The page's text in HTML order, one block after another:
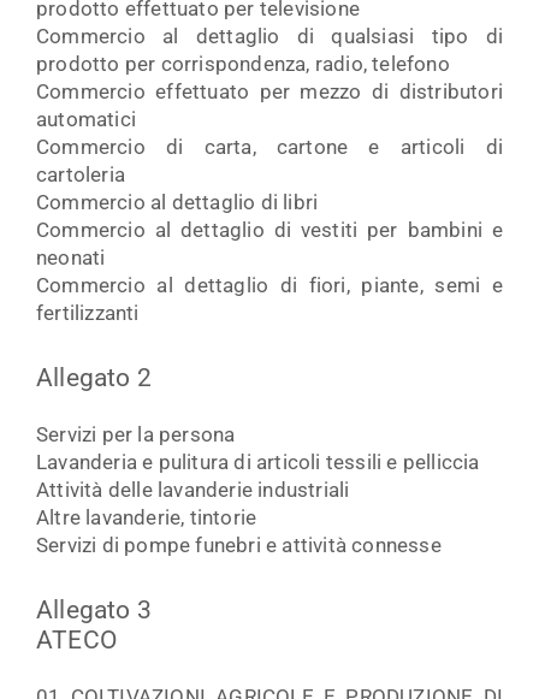
prodotto effettuato per televisione
Commercio al dettaglio di qualsiasi tipo di
prodotto per corrispondenza, radio, telefono
Commercio effettuato per mezzo di distributori
automatici
Commercio di carta, cartone e articoli di
cartoleria
Commercio al dettaglio di libri
Commercio al dettaglio di vestiti per bambini e
neonati
Commercio al dettaglio di fiori, piante, semi e
fertilizzanti
Allegato 2
Servizi per la persona
Lavanderia e pulitura di articoli tessili e pelliccia
Attività delle lavanderie industriali
Altre lavanderie, tintorie
Servizi di pompe funebri e attività connesse
Allegato 3
ATECO